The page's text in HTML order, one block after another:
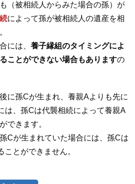
（被相続人からみた場合の孫）が
によって孫が被相続人の遺産を相
には、養子縁組のタイミングによ
ことができない場合もありますの
に孫Cが生まれ、養親Aよりも先に
は、孫Cは代襲相続によって養親A
できます。
Cが生まれていた場合には、孫Cは
とができません。